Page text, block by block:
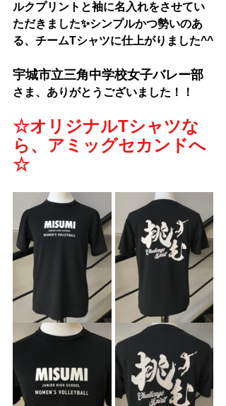
ルクプリントと袖に名入れをさせてい
ただきました✨シンプルかつ勢いのあ
る、チームTシャツに仕上がりました^^
宇城市立三角中学校女子バレー部
さま 、ありがとうございました！！
☆オリジナルTシャツな
ら、アミッグセカンドへ
☆